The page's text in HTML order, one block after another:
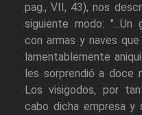
pag., VII, 43), nos
siguiente modo: "...Un
con armas y naves
lamentablemente
les sorprendió a doce
Los visigodos, por
cabo dicha empresa y